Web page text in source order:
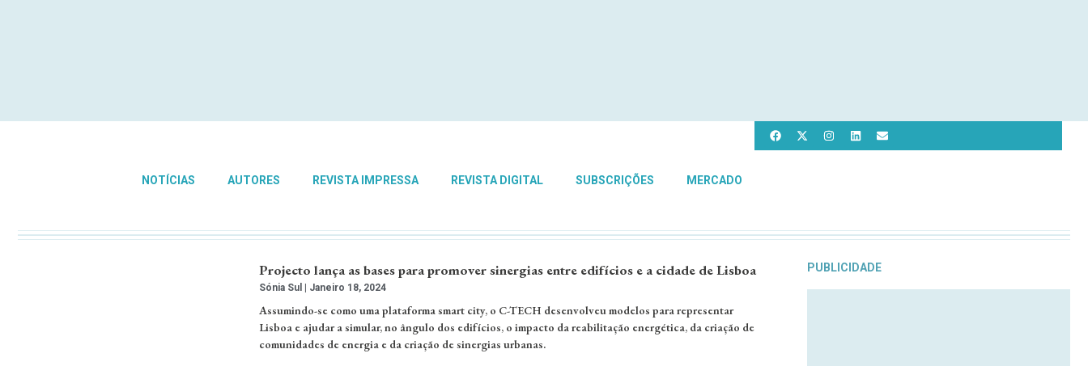
NOTÍCIAS AUTORES REVISTA IMPRESSA REVISTA DIGITAL SUBSCRIÇÕES MERCADO
Projecto lança as bases para promover sinergias entre edifícios e a cidade de Lisboa
Sónia Sul Janeiro 18, 2024
Assumindo-se como uma plataforma smart city, o C-TECH desenvolveu modelos para representar
Lisboa e ajudar a simular, no ângulo dos edifícios, o impacto da reabilitação energética, da criação de
comunidades de energia e da criação de sinergias urbanas.
PUBLICIDADE